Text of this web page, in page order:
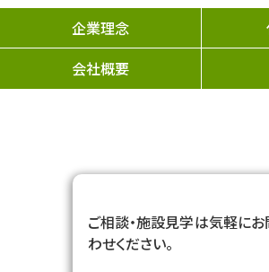
企業理念
会社概要
ご相談・施設見学は気軽に
わせください。